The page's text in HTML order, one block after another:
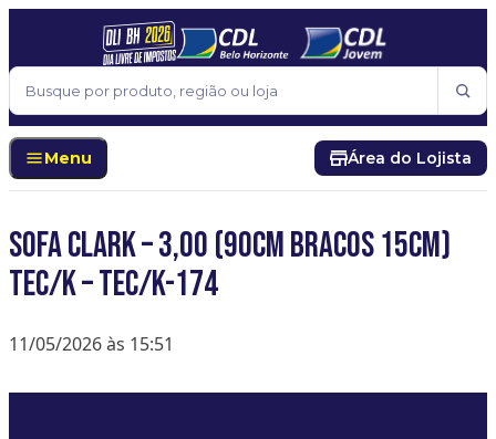
Pular para o conteúdo
Buscar
Menu Área do Lojista
SOFA CLARK – 3,00 (90CM BRACOS 15CM)
TEC/K – TEC/K-174
11/05/2026 às 15:51